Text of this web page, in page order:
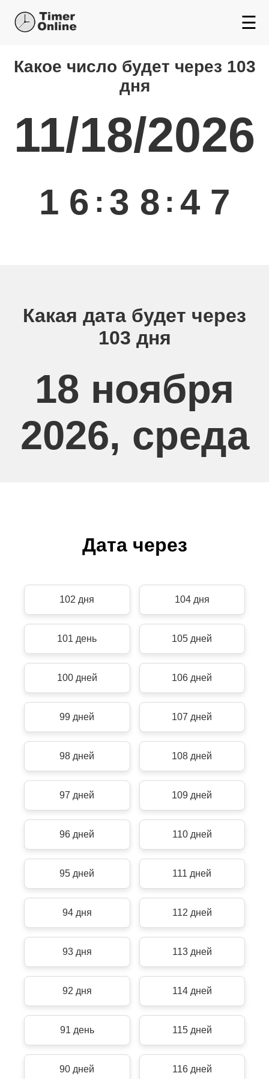
☰
Какой день будет через
Какое число будет через 103
дня
11/18/2026
1 6 : 3 8 : 4 7
Какая дата будет через
103 дня
18 ноября
2026, среда
Дата через
102 дня 104 дня
101 день 105 дней
100 дней 106 дней
99 дней 107 дней
98 дней 108 дней
97 дней 109 дней
96 дней 110 дней
95 дней 111 дней
94 дня 112 дней
93 дня 113 дней
92 дня 114 дней
91 день 115 дней
90 дней 116 дней